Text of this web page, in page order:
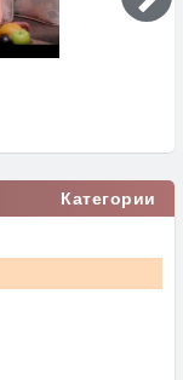
Категории